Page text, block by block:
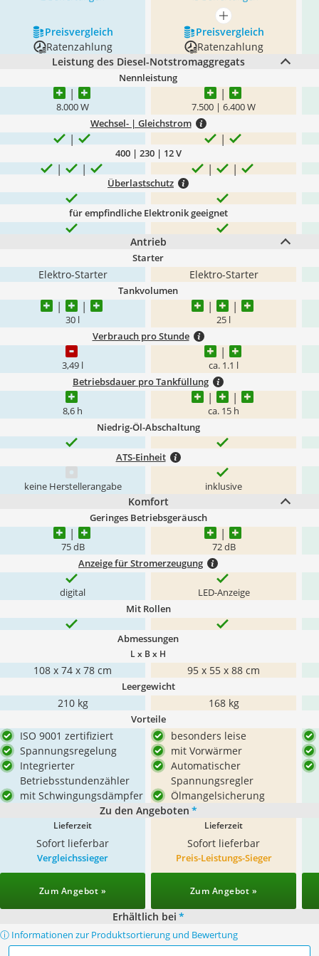
mehr anzeigen
Preis­vergleich
Preis­vergleich
Ratenzahlung
Ratenzahlung
Leistung des Diesel-Notstromaggregats
Nennleistung
8.000 W 7.500 | 6.400 W
Wechsel- | Gleichstrom
400 | 230 | 12 V
Überlastschutz
für empfindliche Elektronik geeignet
Antrieb
Starter
Elektro-Starter Elektro-Starter
Tankvolumen
30 l 25 l
Verbrauch pro Stunde
3,49 l ca. 1.1 l
Betriebsdauer pro Tankfüllung
8,6 h ca. 15 h
Niedrig-Öl-Abschaltung
ATS-Einheit
keine Herstellerangabe inklusive
Komfort
Geringes Betriebsgeräusch
75 dB 72 dB
Anzeige für Stromerzeugung
digital LED-Anzeige
Mit Rollen
Abmessungen
L x B x H
108 x 74 x 78 cm 95 x 55 x 88 cm
Leergewicht
210 kg 168 kg
Vorteile
ISO 9001 zertifiziert
Spannungsregelung
Integrierter
Betriebsstundenzähler
mit Schwingungsdämpfer
besonders leise
mit Vorwärmer
Automatischer
Spannungsregler
Ölmangelsicherung
Zu den Angeboten *
Lieferzeit
Sofort lieferbar
Lieferzeit
Sofort lieferbar
Vergleichssieger
Zum Angebot »
Preis-Leistungs-Sieger
Zum Angebot »
Erhältlich bei *
ⓘ Informationen zur Produktsortierung und Bewertung